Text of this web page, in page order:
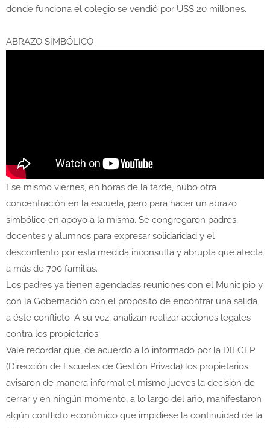
donde funciona el colegio se vendió por U$S 20 millones.
ABRAZO SIMBÓLICO
Ese mismo viernes, en horas de la tarde, hubo otra
concentración en la escuela, pero para hacer un abrazo
simbólico en apoyo a la misma. Se congregaron padres,
docentes y alumnos para expresar solidaridad y el
descontento por esta medida inconsulta y abrupta que afecta
a más de 700 familias.
Los padres ya tienen agendadas reuniones con el Municipio y
con la Gobernación con el propósito de encontrar una salida
a éste conflicto. A su vez, analizan realizar acciones legales
contra los propietarios.
Vale recordar que, de acuerdo a lo informado por la DIEGEP
(Dirección de Escuelas de Gestión Privada) los propietarios
avisaron de manera informal el mismo jueves la decisión de
cerrar y en ningún momento, a lo largo del año, manifestaron
algún conflicto económico que impidiese la continuidad de la